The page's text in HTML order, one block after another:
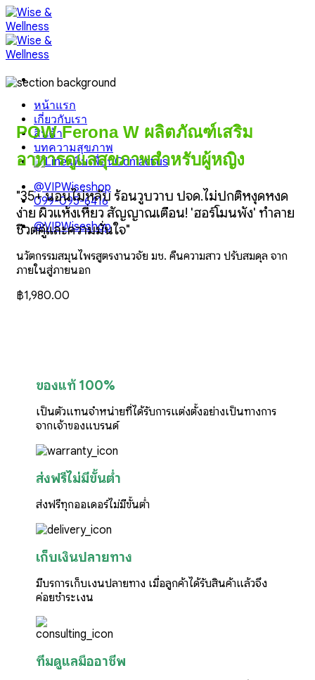
Skip
to
content
หน้าแรก
เกี่ยวกับเรา
สินค้า
บทความสุขภาพ
Contact us
@VIPWiseshop
099-095-6416
@VIPWiseshop
POW Ferona W ผลิตภัณฑ์เสริม
อาหารดูแลสุขภาพสำหรับผู้หญิง
"35+ นอนไม่หลับ ร้อนวูบวาบ ปจด.ไม่ปกติหงุดหงิด
ง่าย ผิวแห้งเหี่ยว สัญญาณเตือน! 'ฮอร์โมนพัง' ทำลาย
ชีวิตคู่และความมั่นใจ"
นวัตกรรมสมุนไพรสูตรงานวิจัย มช. คืนความสาว ปรับสมดุล จาก
ภายในสู่ภายนอก
฿1,980.00
ของแท้ 100%
เป็นตัวแทนจำหน่ายที่ได้รับการแต่งตั้งอย่างเป็นทางการ
จากเจ้าของแบรนด์
ส่งฟรีไม่มีขั้นต่ำ
ส่งฟรีทุกออเดอร์ไม่มีขั้นต่ำ
เก็บเงินปลายทาง
มีบริการเก็บเงินปลายทาง เมื่อลูกค้าได้รับสินค้าแล้วจึง
ค่อยชำระเงิน
ทีมดูแลมืออาชีพ